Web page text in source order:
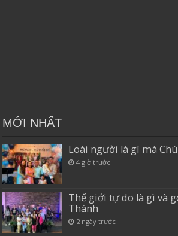
MỚI NHẤT
Loài người là gì mà
4 giờ trước
Thế giới tự do là gì và
Thánh
2 ngày trước